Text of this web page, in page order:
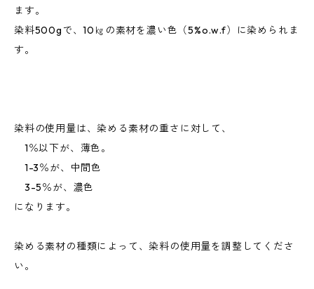
ます。
染料500gで、10㎏の素材を濃い色（5%o.w.f）に染められま
す。
染料の使用量は、染める素材の重さに対して、
1％以下が、薄色。
1-3％が、中間色
3-5％が、濃色
になります。
染める素材の種類によって、染料の使用量を調整してくださ
い。